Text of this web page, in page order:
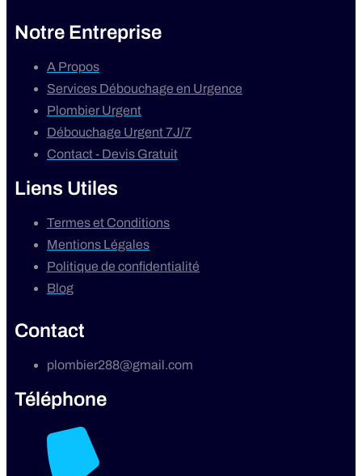
Notre Entreprise
A Propos
Services Débouchage en Urgence
Plombier Urgent
Débouchage Urgent 7J/7
Contact - Devis Gratuit
Liens Utiles
Termes et Conditions
Mentions Légales
Politique de confidentialité
Blog
Contact
plombier288@gmail.com
Téléphone